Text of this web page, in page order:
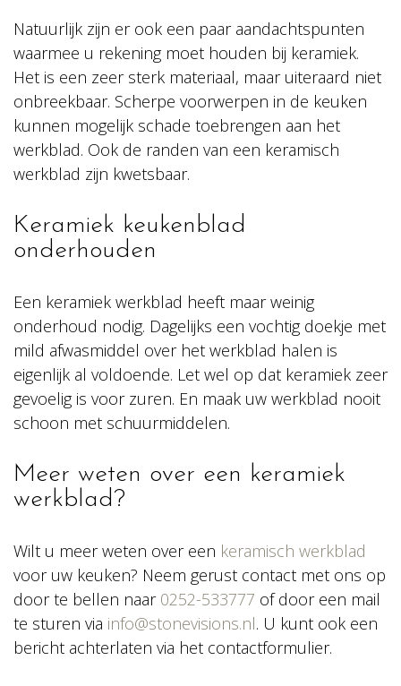
Natuurlijk zijn er ook een paar aandachtspunten
waarmee u rekening moet houden bij keramiek.
Het is een zeer sterk materiaal, maar uiteraard niet
onbreekbaar. Scherpe voorwerpen in de keuken
kunnen mogelijk schade toebrengen aan het
werkblad. Ook de randen van een keramisch
werkblad zijn kwetsbaar.
Keramiek keukenblad
onderhouden
Een keramiek werkblad heeft maar weinig
onderhoud nodig. Dagelijks een vochtig doekje met
mild afwasmiddel over het werkblad halen is
eigenlijk al voldoende. Let wel op dat keramiek zeer
gevoelig is voor zuren. En maak uw werkblad nooit
schoon met schuurmiddelen.
Meer weten over een keramiek
werkblad?
Wilt u meer weten over een keramisch werkblad
voor uw keuken? Neem gerust contact met ons op
door te bellen naar 0252-533777 of door een mail
te sturen via info@stonevisions.nl. U kunt ook een
bericht achterlaten via het contactformulier.